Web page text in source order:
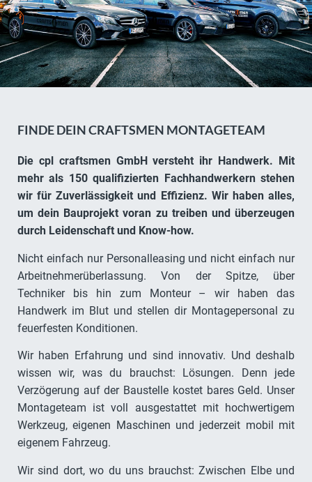
Die cpl craftsmen GmbH versteht ihr Handwerk. Mit
mehr als 150 qualifizierten Fachhandwerkern stehen
wir für Zuverlässigkeit und Effizienz. Wir haben alles,
um dein Bauprojekt voran zu treiben und überzeugen
Nicht einfach nur Personalleasing und nicht einfach nur
Arbeitnehmerüberlassung. Von der Spitze, über
Techniker bis hin zum Monteur – wir haben das
Handwerk im Blut und stellen dir Montagepersonal zu
feuerfesten Konditionen.
Wir haben Erfahrung und sind innovativ. Und deshalb
wissen wir, was du brauchst: Lösungen. Denn jede
Verzögerung auf der Baustelle kostet bares Geld. Unser
Montageteam ist voll ausgestattet mit hochwertigem
Werkzeug, eigenen Maschinen und jederzeit mobil mit